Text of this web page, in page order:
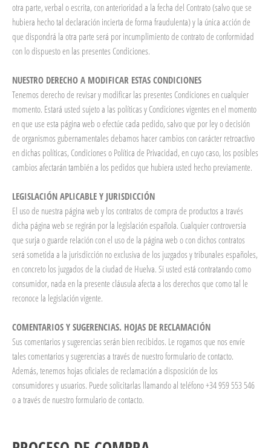
otra parte, verbal o escrita, con anterioridad a la fecha del Contrato (salvo que se
hubiera hecho tal declaración incierta de forma fraudulenta) y la única acción de
que dispondrá la otra parte será por incumplimiento de contrato de conformidad
con lo dispuesto en las presentes Condiciones.
NUESTRO DERECHO A MODIFICAR ESTAS CONDICIONES
Tenemos derecho de revisar y modificar las presentes Condiciones en cualquier
momento. Estará usted sujeto a las políticas y Condiciones vigentes en el momento
en que use esta página web o efectúe cada pedido, salvo que por ley o decisión
de organismos gubernamentales debamos hacer cambios con carácter retroactivo
en dichas políticas, Condiciones o Política de Privacidad, en cuyo caso, los posibles
cambios afectarán también a los pedidos que hubiera usted hecho previamente.
LEGISLACIÓN APLICABLE Y JURISDICCIÓN
El uso de nuestra página web y los contratos de compra de productos a través
dicha página web se regirán por la legislación española. Cualquier controversia
que surja o guarde relación con el uso de la página web o con dichos contratos
será sometida a la jurisdicción no exclusiva de los juzgados y tribunales españoles,
en concreto los juzgados de la ciudad de Huelva. Si usted está contratando como
consumidor, nada en la presente cláusula afecta a los derechos que como tal le
reconoce la legislación vigente.
COMENTARIOS Y SUGERENCIAS. HOJAS DE RECLAMACIÓN
Sus comentarios y sugerencias serán bien recibidos. Le rogamos que nos envíe
tales comentarios y sugerencias a través de nuestro formulario de contacto.
Además, tenemos hojas oficiales de reclamación a disposición de los
consumidores y usuarios. Puede solicitarlas llamando al teléfono +34 959 553 546
o a través de nuestro formulario de contacto.